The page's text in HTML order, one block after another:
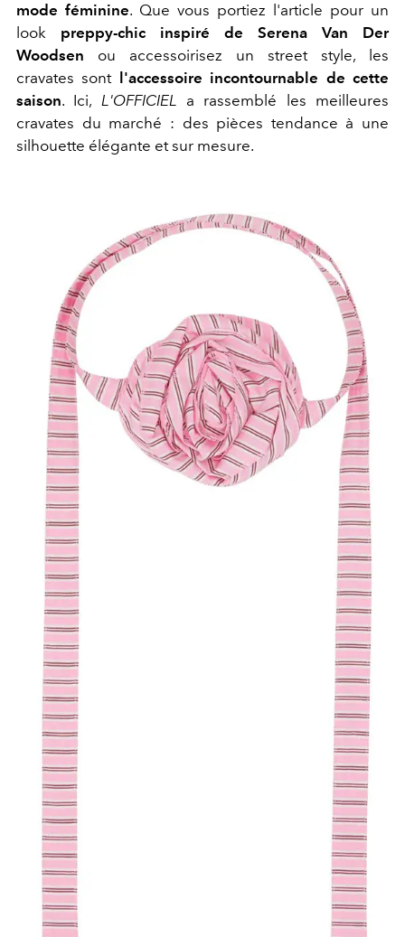
mode féminine. Que vous portiez l'article pour un
look preppy-chic inspiré de Serena Van Der
Woodsen ou accessoirisez un street style, les
cravates sont
l'accessoire incontournable de cette
saison. Ici, L'OFFICIEL a rassemblé les meilleures
cravates du marché : des pièces tendance à une
silhouette élégante et sur mesure.